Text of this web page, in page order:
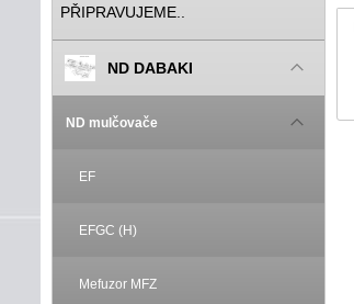
PŘIPRAVUJEME..
ND DABAKI
ND mulčovače
EF
EFGC (H)
Mefuzor MFZ